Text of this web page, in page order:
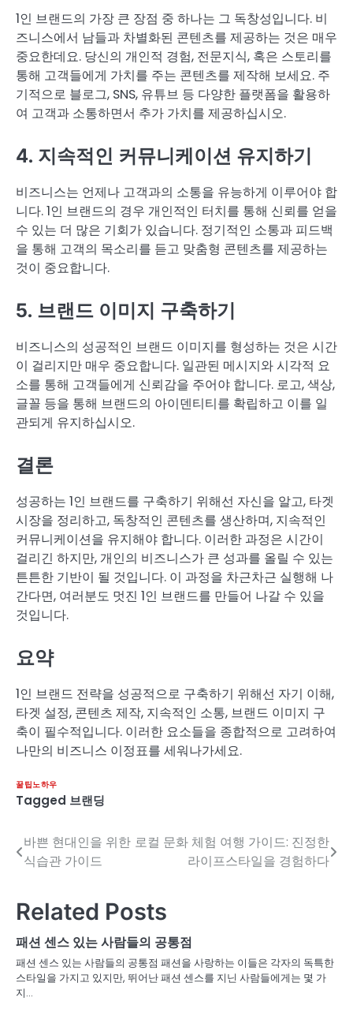
1인 브랜드의 가장 큰 장점 중 하나는 그 독창성입니다. 비
즈니스에서 남들과 차별화된 콘텐츠를 제공하는 것은 매우
중요한데요. 당신의 개인적 경험, 전문지식, 혹은 스토리를
통해 고객들에게 가치를 주는 콘텐츠를 제작해 보세요. 주
기적으로 블로그, SNS, 유튜브 등 다양한 플랫폼을 활용하
여 고객과 소통하면서 추가 가치를 제공하십시오.
4. 지속적인 커뮤니케이션 유지하기
비즈니스는 언제나 고객과의 소통을 유능하게 이루어야 합
니다. 1인 브랜드의 경우 개인적인 터치를 통해 신뢰를 얻을
수 있는 더 많은 기회가 있습니다. 정기적인 소통과 피드백
을 통해 고객의 목소리를 듣고 맞춤형 콘텐츠를 제공하는
것이 중요합니다.
5. 브랜드 이미지 구축하기
비즈니스의 성공적인 브랜드 이미지를 형성하는 것은 시간
이 걸리지만 매우 중요합니다. 일관된 메시지와 시각적 요
소를 통해 고객들에게 신뢰감을 주어야 합니다. 로고, 색상,
글꼴 등을 통해 브랜드의 아이덴티티를 확립하고 이를 일
관되게 유지하십시오.
결론
성공하는 1인 브랜드를 구축하기 위해선 자신을 알고, 타겟
시장을 정리하고, 독창적인 콘텐츠를 생산하며, 지속적인
커뮤니케이션을 유지해야 합니다. 이러한 과정은 시간이
걸리긴 하지만, 개인의 비즈니스가 큰 성과를 올릴 수 있는
튼튼한 기반이 될 것입니다. 이 과정을 차근차근 실행해 나
간다면, 여러분도 멋진 1인 브랜드를 만들어 나갈 수 있을
것입니다.
요약
1인 브랜드 전략을 성공적으로 구축하기 위해선 자기 이해,
타겟 설정, 콘텐츠 제작, 지속적인 소통, 브랜드 이미지 구
축이 필수적입니다. 이러한 요소들을 종합적으로 고려하여
나만의 비즈니스 이정표를 세워나가세요.
꿀팁노하우
Tagged 브랜딩
글
탐
색
바쁜 현대인을 위한
식습관 가이드
로컬 문화 체험 여행 가이드: 진정한
라이프스타일을 경험하다
Related Posts
패션 센스 있는 사람들의 공통점
패션 센스 있는 사람들의 공통점 패션을 사랑하는 이들은 각자의 독특한
스타일을 가지고 있지만, 뛰어난 패션 센스를 지닌 사람들에게는 몇 가
지…